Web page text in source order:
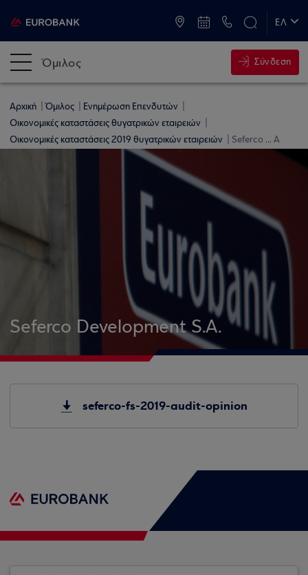
ΕΛ
Όμιλος Σύνδεση
Αρχική Όμιλος
Ενημέρωση Επενδυτών
Οικονομικές καταστάσεις θυγατρικών εταιρειών
Οικονομικές καταστάσεις 2019 θυγατρικών εταιρειών
Seferco ... A
Seferco Development S.A.
seferco-fs-2019-audit-opinion